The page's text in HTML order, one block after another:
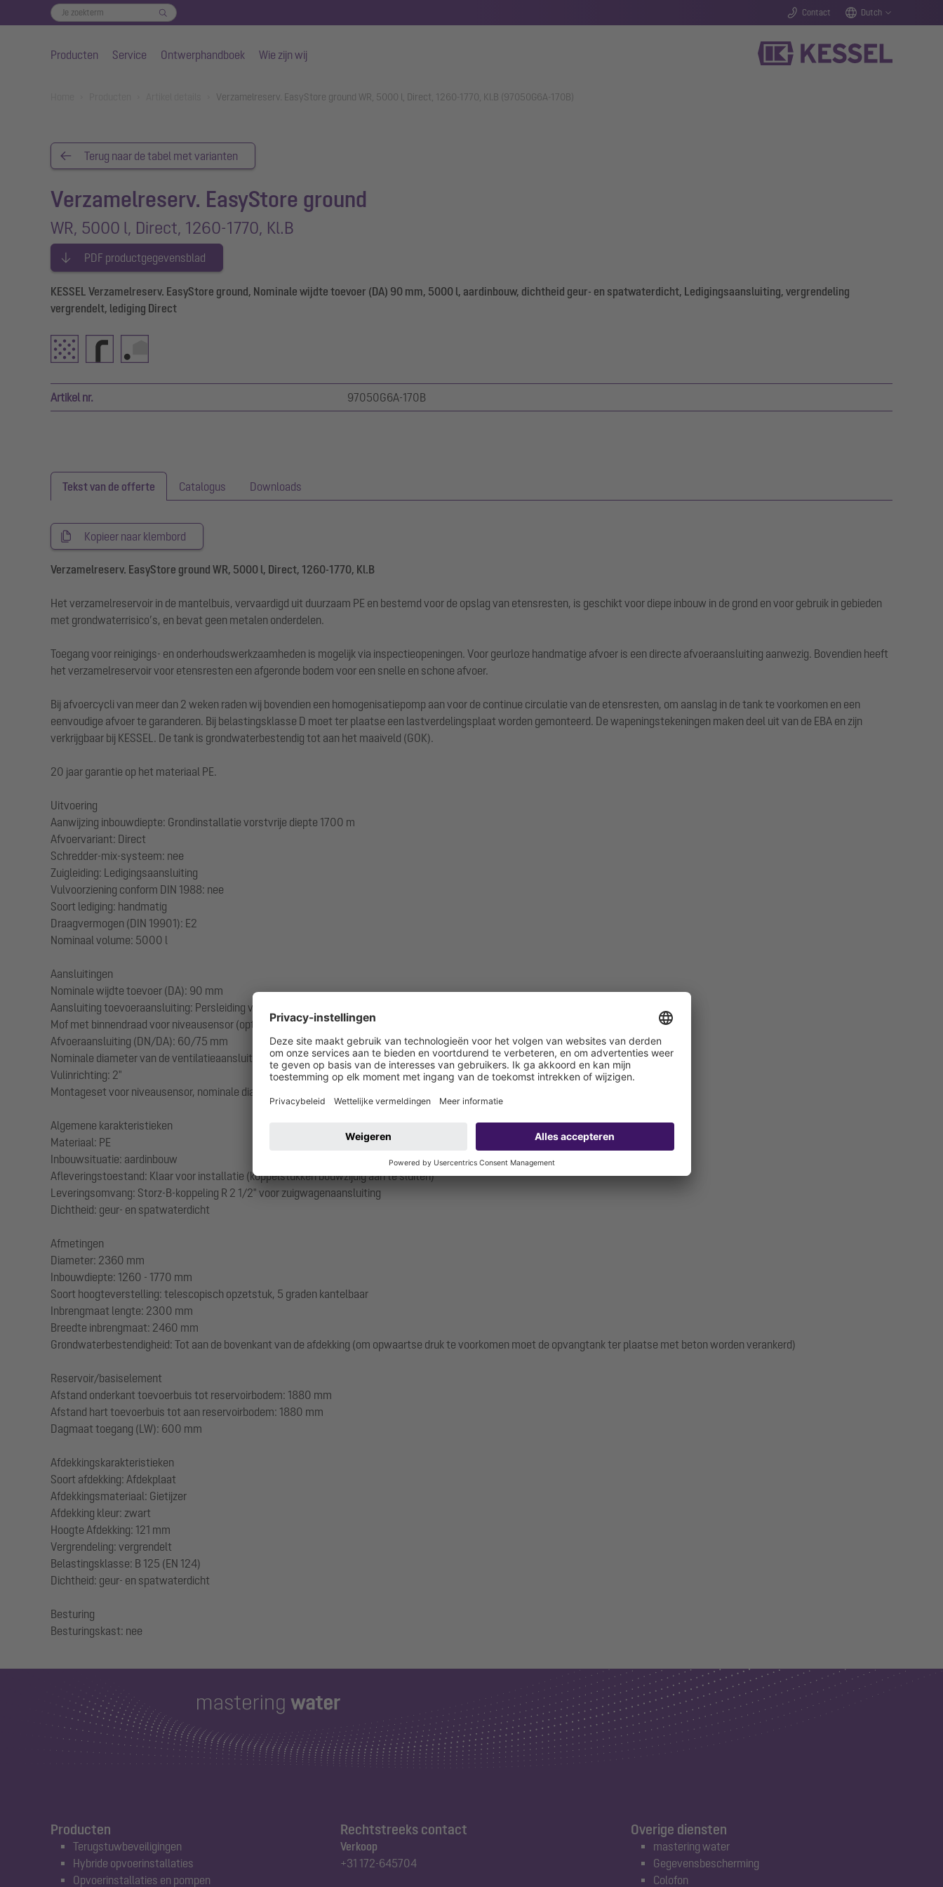
Contact Dutch
Producten Service Ontwerphandboek Wie zijn wij
Verzamelreserv. EasyStore ground WR, 5000 l, Direct, 1260-1770, Kl.B (97050G6A-170B)
Terug naar de tabel met varianten
Verzamelreserv. EasyStore ground
WR, 5000 l, Direct, 1260-1770, Kl.B
PDF productgegevensblad
KESSEL Verzamelreserv. EasyStore ground, Nominale wijdte toevoer (DA) 90 mm, 5000 l, aardinbouw, dichtheid geur- en spatwaterdicht, Ledigingsaansluiting, vergrendeling
vergrendelt, lediging Direct
Artikel nr. 97050G6A-170B
Tekst van de offerte Catalogus Downloads
Kopieer naar klembord
Verzamelreserv. EasyStore ground WR, 5000 l, Direct, 1260-1770, Kl.B
Het verzamelreservoir in de mantelbuis, vervaardigd uit duurzaam PE en bestemd voor de opslag van etensresten, is geschikt voor diepe inbouw in de grond en voor gebruik in gebieden
met grondwaterrisico’s, en bevat geen metalen onderdelen.
Toegang voor reinigings- en onderhoudswerkzaamheden is mogelijk via inspectieopeningen. Voor geurloze handmatige afvoer is een directe afvoeraansluiting aanwezig. Bovendien heeft
het verzamelreservoir voor etensresten een afgeronde bodem voor een snelle en schone afvoer.
Bij afvoercycli van meer dan 2 weken raden wij bovendien een homogenisatiepomp aan voor de continue circulatie van de etensresten, om aanslag in de tank te voorkomen en een
eenvoudige afvoer te garanderen. Bij belastingsklasse D moet ter plaatse een lastverdelingsplaat worden gemonteerd. De wapeningstekeningen maken deel uit van de EBA en zijn
verkrijgbaar bij KESSEL. De tank is grondwaterbestendig tot aan het maaiveld (GOK).
20 jaar garantie op het materiaal PE.
Uitvoering
Aanwijzing inbouwdiepte: Grondinstallatie vorstvrije diepte 1700 m
Afvoervariant: Direct
Schredder-mix-systeem: nee
Zuigleiding: Ledigingsaansluiting
Vulvoorziening conform DIN 1988: nee
Soort lediging: handmatig
Draagvermogen (DIN 19901): E2
Nominaal volume: 5000 l
Aansluitingen
Nominale wijdte toevoer (DA): 90 mm
Aansluiting toevoeraansluiting: Persleiding van PE-HD of PVC SDR 11 / PN 16
Mof met binnendraad voor niveausensor (optioneel): 1 1/2"
Afvoeraansluiting (DN/DA): 60/75 mm
Nominale diameter van de ventilatieaansluiting (DN/DA): 100/110 mm (ventilatie via het dak vereist)
Vulinrichting: 2"
Montageset voor niveausensor, nominale diameter (DA): 50 mm
Algemene karakteristieken
Materiaal: PE
Inbouwsituatie: aardinbouw
Afleveringstoestand: Klaar voor installatie (koppelstukken bouwzijdig aan te sluiten)
Leveringsomvang: Storz-B-koppeling R 2 1/2" voor zuigwagenaansluiting
Dichtheid: geur- en spatwaterdicht
Afmetingen
Diameter: 2360 mm
Inbouwdiepte: 1260 - 1770 mm
Soort hoogteverstelling: telescopisch opzetstuk, 5 graden kantelbaar
Inbrengmaat lengte: 2300 mm
Breedte inbrengmaat: 2460 mm
Grondwaterbestendigheid: Tot aan de bovenkant van de afdekking (om opwaartse druk te voorkomen moet de opvangtank ter plaatse met beton worden verankerd)
Reservoir/basiselement
Afstand onderkant toevoerbuis tot reservoirbodem: 1880 mm
Afstand hart toevoerbuis tot aan reservoirbodem: 1880 mm
Dagmaat toegang (LW): 600 mm
Afdekkingskarakteristieken
Soort afdekking: Afdekplaat
Afdekkingsmateriaal: Gietijzer
Afdekking kleur: zwart
Hoogte Afdekking: 121 mm
Vergrendeling: vergrendelt
Belastingsklasse: B 125 (EN 124)
Dichtheid: geur- en spatwaterdicht
Besturing
Producten
Terugstuwbeveiligingen
Hybride opvoerinstallaties
Opvoerinstallaties en pompen
Rechtstreeks contact
Verkoop
+31 172-645704
Overige diensten
mastering water
Gegevensbescherming
Colofon